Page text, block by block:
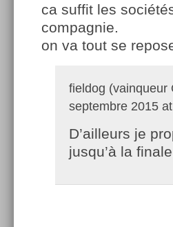
ca suffit les
compagnie.
on va tout se
fieldog (vainqueur
septembre 2015
D’ailleurs je
jusqu’à la